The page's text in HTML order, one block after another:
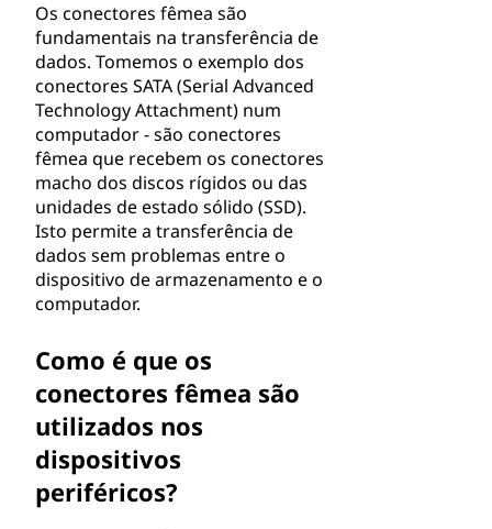
Os conectores fêmea são
fundamentais na transferência de
dados. Tomemos o exemplo dos
conectores SATA (Serial Advanced
Technology Attachment) num
computador - são conectores
fêmea que recebem os conectores
macho dos discos rígidos ou das
unidades de estado sólido (SSD).
Isto permite a transferência de
dados sem problemas entre o
dispositivo de armazenamento e o
computador.
Como é que os
conectores fêmea são
utilizados nos
dispositivos
periféricos?